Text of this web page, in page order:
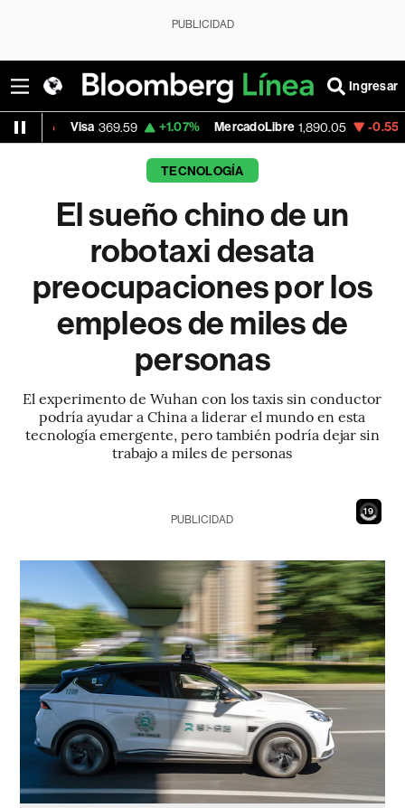
PUBLICIDAD
Ingresar
+1.07% MercadoLibre 1,890.05 -0.55% Banco de
TECNOLOGÍA
El sueño chino de un
robotaxi desata
preocupaciones por los
empleos de miles de
personas
El experimento de Wuhan con los taxis sin conductor
podría ayudar a China a liderar el mundo en esta
tecnología emergente, pero también podría dejar sin
trabajo a miles de personas
17
PUBLICIDAD